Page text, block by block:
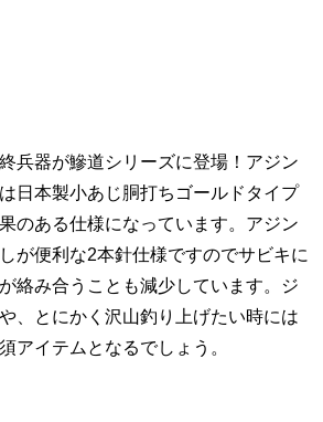
兵器が鰺道シリーズに登場！アジン
日本製小あじ胴打ちゴールドタイプ
のある仕様になっています。アジン
が便利な2本針仕様ですのでサビキに
絡み合うことも減少しています。ジ
、とにかく沢山釣り上げたい時には
アイテムとなるでしょう。